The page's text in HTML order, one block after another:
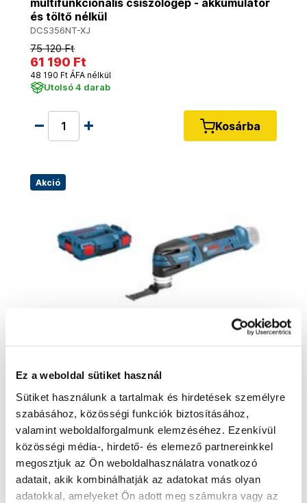
Ez a weboldal sütiket használ
Sütiket használunk a tartalmak és hirdetések személyre
szabásához, közösségi funkciók biztosításához,
valamint weboldalforgalmunk elemzéséhez. Ezenkívül
közösségi média-, hirdető- és elemező partnereinkkel
megosztjuk az Ön weboldalhasználatra vonatkozó
adatait, akik kombinálhatják az adatokat más olyan
adatokkal, amelyeket Ön adott meg számukra vagy az
multifunkcionális csiszológép - akkumulátor
és töltő nélkül
DCS356NT-XJ
75 120 Ft
61 190 Ft
48 190 Ft ÁFA nélkül
Utolsó 4 darab
Kosárba
Akció
BOSCH GOP 12V-28 Professional -
06018B5002 - Akkus többfunkciós szerszám
akkumulátor és töltő nélkül
71 180 Ft
53 680 Ft
42 270 Ft ÁFA nélkül
Utolsó 3 darab